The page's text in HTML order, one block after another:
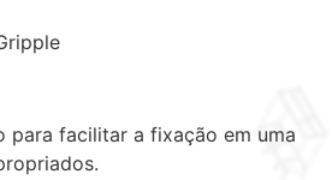
para facilitar a fixação em uma